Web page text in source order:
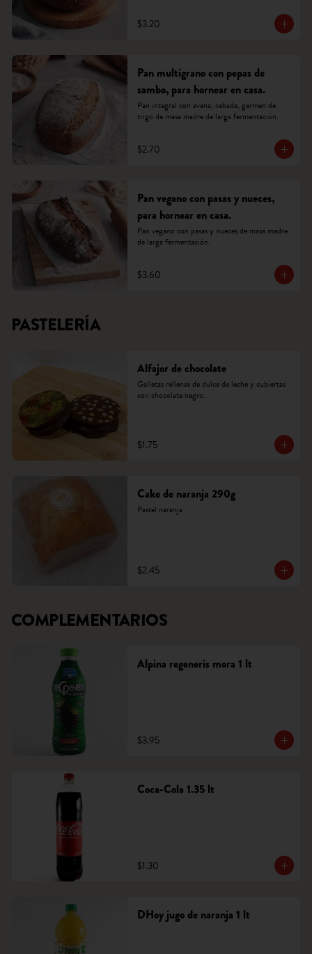
$3.20
Pan multigrano con pepas de
sambo, para hornear en casa.
Pan integral con avena, cebada, germen de
trigo de masa madre de larga fermentación.
$2.70
Pan vegano con pasas y nueces,
para hornear en casa.
Pan vegano con pasas y nueces de masa madre
de larga fermentación.
$3.60
PASTELERÍA
Alfajor de chocolate
Galletas rellenas de dulce de leche y cubiertas
con chocolate negro.
$1.75
Cake de naranja 290g
Pastel naranja
$2.45
COMPLEMENTARIOS
Alpina regeneris mora 1 lt
$3.95
Coca-Cola 1.35 lt
$1.30
DHoy jugo de naranja 1 lt